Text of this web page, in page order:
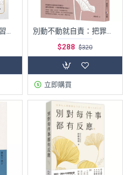
內在療癒塔羅：從學習解牌到療癒創傷，找回屬於你的靈魂力量
別動不動就自責：把罪惡感化為力量，不內耗的禪智慧
$288 $320
立即購買